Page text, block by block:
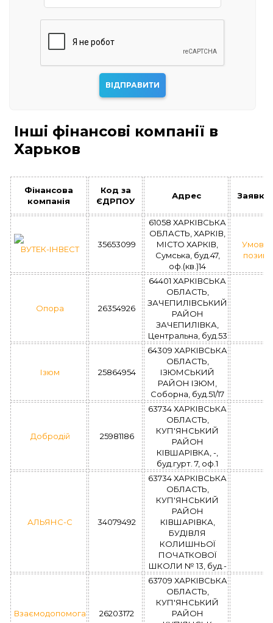
Інші фінансові компанії в
Харьков
Фінансова
компанія
Код за
ЄДРПОУ
Адрес Заявка
ВУТЕК-ІНВЕСТ 35653099
61058 ХАРКІВСЬКА
ОБЛАСТЬ, ХАРКІВ,
МІСТО ХАРКІВ,
Сумська, буд.47,
оф.(кв.)14
Умови
позик
Опора 26354926
64401 ХАРКІВСЬКА
ОБЛАСТЬ,
ЗАЧЕПИЛІВСЬКИЙ
РАЙОН
ЗАЧЕПИЛІВКА,
Центральна, буд.53
Ізюм 25864954
64309 ХАРКІВСЬКА
ОБЛАСТЬ,
ІЗЮМСЬКИЙ
РАЙОН ІЗЮМ,
Соборна, буд.51/17
Добродій 25981186
63734 ХАРКІВСЬКА
ОБЛАСТЬ,
КУП'ЯНСЬКИЙ
РАЙОН
КІВШАРІВКА, -,
буд.гурт. 7, оф.1
АЛЬЯНС-С 34079492
63734 ХАРКІВСЬКА
ОБЛАСТЬ,
КУП'ЯНСЬКИЙ
РАЙОН
КІВШАРІВКА,
БУДІВЛЯ
КОЛИШНЬОЇ
ПОЧАТКОВОЇ
ШКОЛИ № 13, буд.-
Взаємодопомога 26203172
63709 ХАРКІВСЬКА
ОБЛАСТЬ,
КУП'ЯНСЬКИЙ
РАЙОН